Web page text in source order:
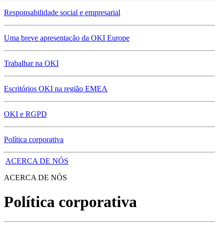
Responsabilidade social e empresarial
Uma breve apresentação da OKI Europe
Trabalhar na OKI
Escritórios OKI na região EMEA
OKI e RGPD
Política corporativa
ACERCA DE NÓS
ACERCA DE NÓS
Política corporativa